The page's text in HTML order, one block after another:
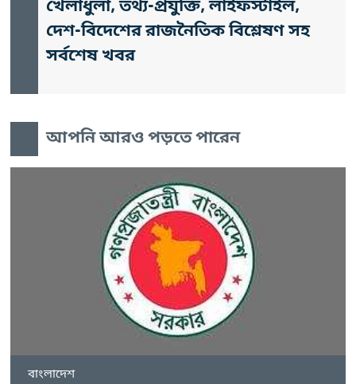
খেলাধুলা, তথ্য-প্রযুক্তি, লাইফস্টাইল,
দেশ-বিদেশের রাজনৈতিক বিশ্লেষণ সহ
সর্বশেষ খবর
আপনি আরও পড়তে পারেন
বাংলাদেশ